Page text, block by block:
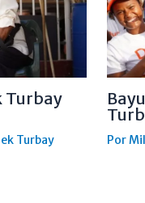
Turbay
Turbay Por